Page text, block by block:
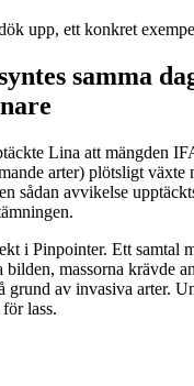
upp, ett konkret
samma
Lina att mängden
arter) plötsligt växte
sådan avvikelse
i Pinpointer. Ett samtal
bilden, massorna krävde
grund av invasiva arter.
lass.